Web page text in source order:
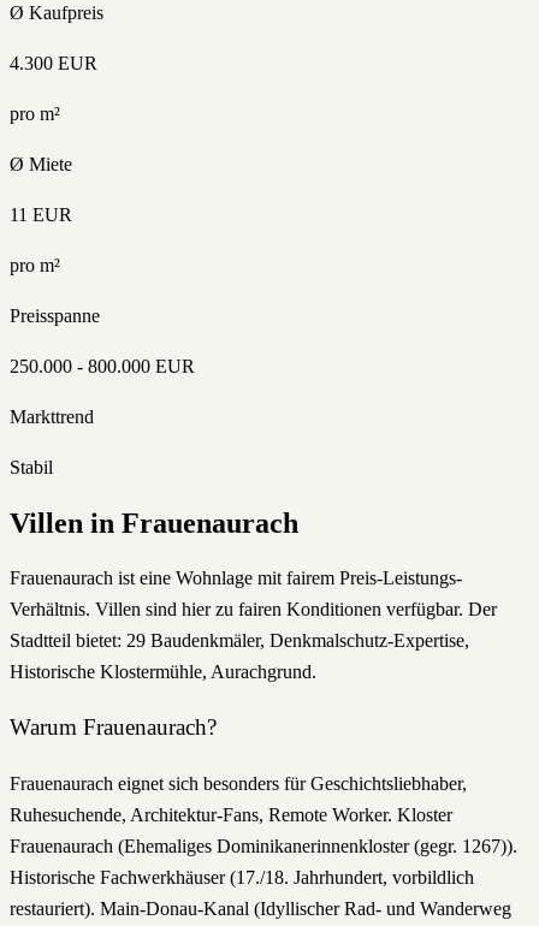
Ø Kaufpreis
4.300 EUR
pro m²
Ø Miete
11 EUR
pro m²
Preisspanne
250.000 - 800.000 EUR
Markttrend
Stabil
Villen in Frauenaurach
Frauenaurach ist eine Wohnlage mit fairem Preis-Leistungs-
Verhältnis. Villen sind hier zu fairen Konditionen verfügbar. Der
Stadtteil bietet: 29 Baudenkmäler, Denkmalschutz-Expertise,
Historische Klostermühle, Aurachgrund.
Warum Frauenaurach?
Frauenaurach eignet sich besonders für Geschichtsliebhaber,
Ruhesuchende, Architektur-Fans, Remote Worker. Kloster
Frauenaurach (Ehemaliges Dominikanerinnenkloster (gegr. 1267)).
Historische Fachwerkhäuser (17./18. Jahrhundert, vorbildlich
restauriert). Main-Donau-Kanal (Idyllischer Rad- und Wanderweg